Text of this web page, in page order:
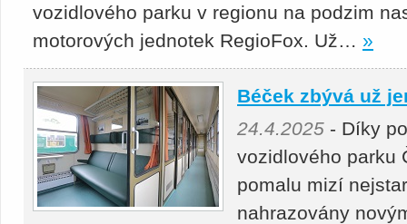
vozidlového parku v regionu na podzim
motorových jednotek RegioFox. Už… »
Béček zbývá už
24.4.2025 - Díky
vozidlového parku
pomalu mizí
nahrazovány